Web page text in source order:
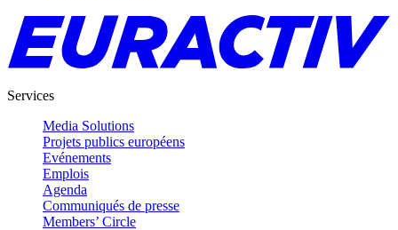
Services
Media Solutions
Projets publics européens
Evénements
Emplois
Agenda
Communiqués de presse
Members’ Circle